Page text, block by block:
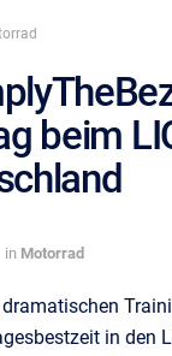
beim
in Motorrad
in den